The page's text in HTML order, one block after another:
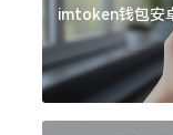
imtoken钱包安